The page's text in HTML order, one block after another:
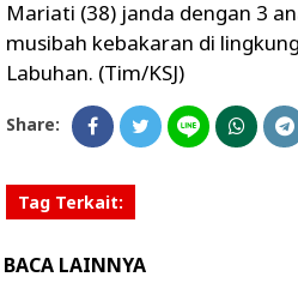
Mariati (38) janda dengan 3
musibah kebakaran di
Labuhan. (Tim/KSJ)
Share:
Tag Terkait:
BACA LAINNYA